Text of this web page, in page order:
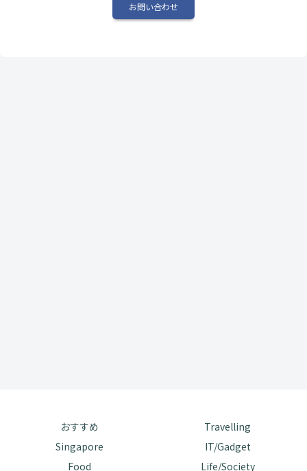
お問い合わせ
おすすめ
Travelling
Singapore
IT/Gadget
Food
Life/Society